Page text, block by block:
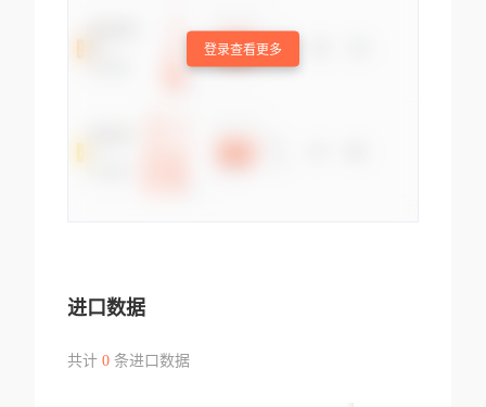
登录查看更多
进口数据
共计 0条进口数据